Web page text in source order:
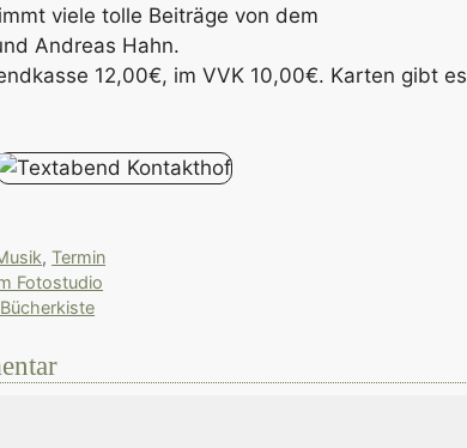
viele tolle Beiträge von dem
Andreas Hahn.
12,00€, im VVK 10,00€. Karten gibt es
,Termin
Fotostudio